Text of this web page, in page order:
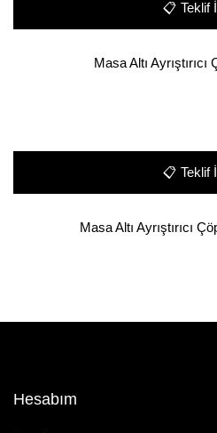
📋 Teklif
Masa Altı
📋 Teklif
Masa Altı Ayrıştırıcı
Hesabım